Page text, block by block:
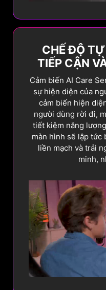
CHẾ ĐỘ
TIẾP CẬN
Cảm biến AI Care
sự hiện diện của
cảm biến hiện
người dùng rời đi,
tiết kiệm năng
màn hình sẽ lập tức
liền mạch và trải
minh,
Trước đây
Tìm
Khi hệ
trong một
nhất